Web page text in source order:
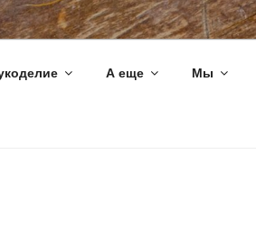
А еще Мы